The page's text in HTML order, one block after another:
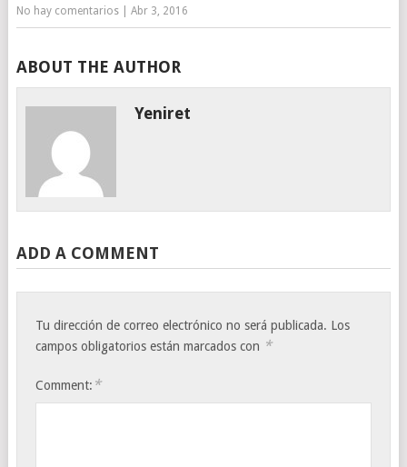
No hay comentarios| Abr 3, 2016
ABOUT THE AUTHOR
Yeniret
ADD A COMMENT
Tu dirección de correo electrónico no será publicada. Los
campos obligatorios están marcados con *
Comment: *